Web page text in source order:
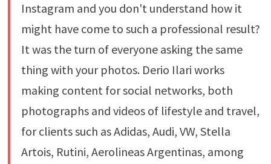
Instagram and you don't understand how it
might have come to such a professional result?
It was the turn of everyone asking the same
thing with your photos. Derio Ilari works
making content for social networks, both
photographs and videos of lifestyle and travel,
for clients such as Adidas, Audi, VW, Stella
Artois, Rutini, Aerolineas Argentinas, among